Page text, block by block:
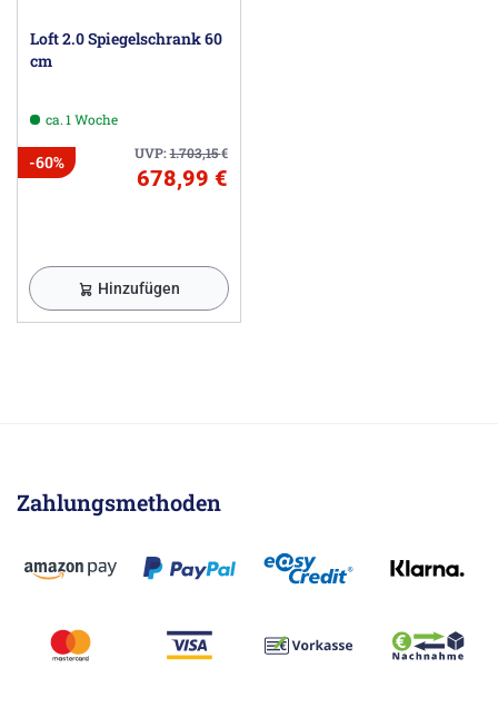
Loft 2.0 Spiegelschrank 60
cm
ca. 1 Woche
UVP:1.703,15€
-60%
678,99 €
Hinzufügen
Zahlungsmethoden